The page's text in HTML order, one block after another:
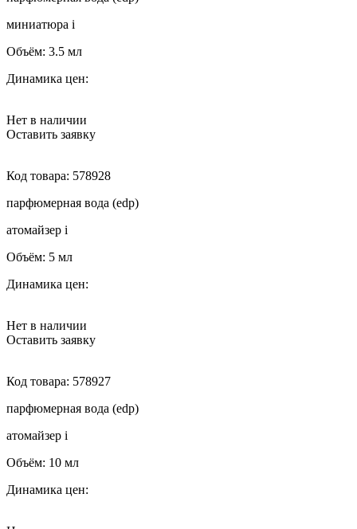
миниатюра i
Объём: 3.5 мл
Динамика цен:
Нет в наличии
Оставить заявку
Код товара: 578928
парфюмерная вода (edp)
атомайзер i
Объём: 5 мл
Динамика цен:
Нет в наличии
Оставить заявку
Код товара: 578927
парфюмерная вода (edp)
атомайзер i
Объём: 10 мл
Динамика цен: